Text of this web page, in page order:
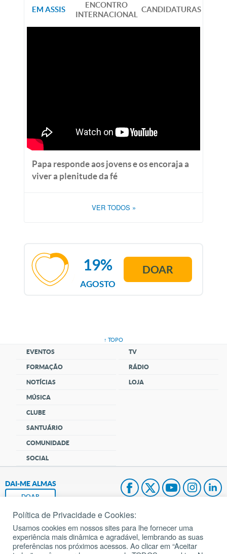
EM ASSIS
ENCONTRO
INTERNACIONAL
CANDIDATURAS
Papa responde aos jovens e os encoraja a
viver a plenitude da fé
VER TODOS »
AGOSTO
19% DOAR
↑ TOPO
EVENTOS
FORMAÇÃO
NOTÍCIAS
MÚSICA
CLUBE
SANTUÁRIO
COMUNIDADE
SOCIAL
TV
RÁDIO
LOJA
DAI-ME ALMAS
DOAR
Fundação João Paulo II
Pedido de Oração
Política de Privacidade e Cookies:
Usamos cookies em nossos sites para lhe fornecer uma
experiência mais dinâmica e agradável, lembrando as suas
preferências nos próximos acessos. Ao clicar em “Aceitar